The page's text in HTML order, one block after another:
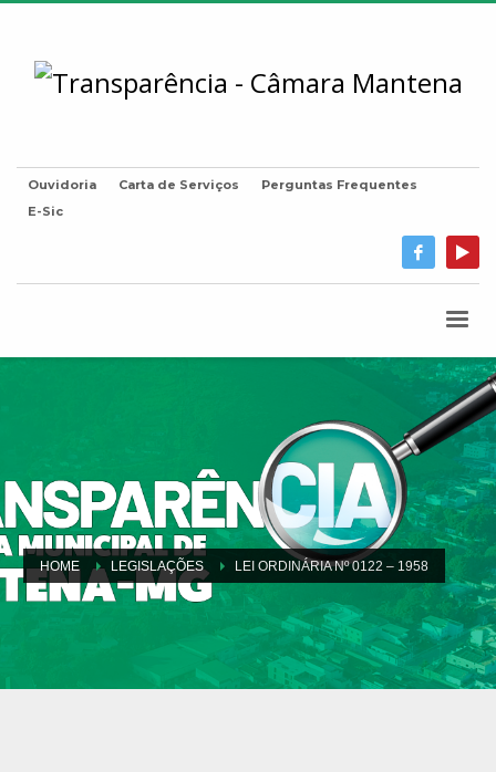
Ouvidoria Carta de Serviços
Perguntas Frequentes
E-Sic
HOME LEGISLAÇÕES LEI ORDINÁRIA Nº 0122 – 1958